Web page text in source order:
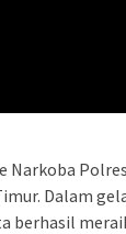
Narkoba
Dalam
berhasil